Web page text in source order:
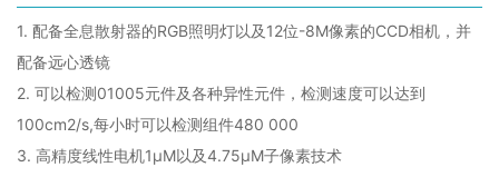
1. 配备全息散射器的RGB照明灯以及12位-8M像素的CCD相机，并
配备远心透镜
2. 可以检测01005元件及各种异性元件，检测速度可以达到
100cm2/s,每小时可以检测组件480 000
3. 高精度线性电机1μM以及4.75μM子像素技术